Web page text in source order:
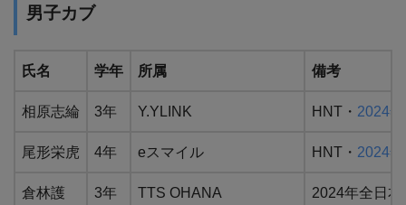
男子カブ
氏名 学年 所属 備考
相原志綸 3年 Y.YLINK HNT・ 2024
尾形栄虎 4年 eスマイル HNT・ 2024
倉林護 3年 TTS OHANA 2024年全日